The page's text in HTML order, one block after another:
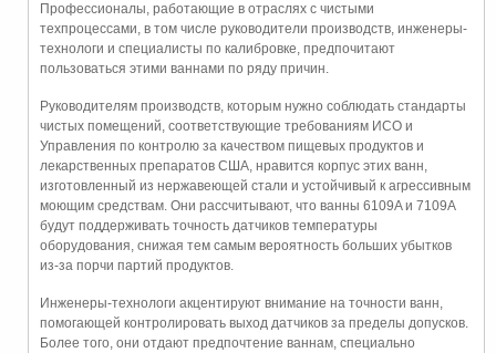
Профессионалы, работающие в отраслях с чистыми
техпроцессами, в том числе руководители производств, инженеры-
технологи и специалисты по калибровке, предпочитают
пользоваться этими ваннами по ряду причин.
Руководителям производств, которым нужно соблюдать стандарты
чистых помещений, соответствующие требованиям ИСО и
Управления по контролю за качеством пищевых продуктов и
лекарственных препаратов США, нравится корпус этих ванн,
изготовленный из нержавеющей стали и устойчивый к агрессивным
моющим средствам. Они рассчитывают, что ванны 6109A и 7109A
будут поддерживать точность датчиков температуры
оборудования, снижая тем самым вероятность больших убытков
из-за порчи партий продуктов.
Инженеры-технологи акцентируют внимание на точности ванн,
помогающей контролировать выход датчиков за пределы допусков.
Более того, они отдают предпочтение ваннам, специально